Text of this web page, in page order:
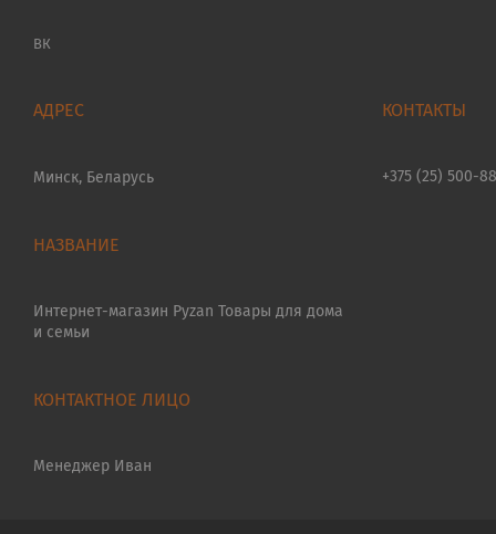
ВК
Минск, Беларусь
Интернет-магазин Pyzan Товары для дома
и семьи
Менеджер Иван
+375 (25) 500-